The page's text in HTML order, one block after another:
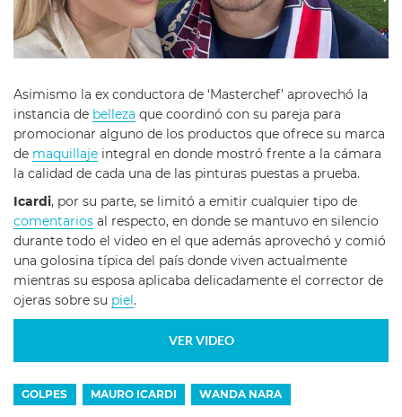
Asimismo la ex conductora de ‘Masterchef’ aprovechó la
instancia de belleza que coordinó con su pareja para
promocionar alguno de los productos que ofrece su marca
de maquillaje integral en donde mostró frente a la cámara
la calidad de cada una de las pinturas puestas a prueba.
Icardi, por su parte, se limitó a emitir cualquier tipo de
comentarios al respecto, en donde se mantuvo en silencio
durante todo el video en el que además aprovechó y comió
una golosina típica del país donde viven actualmente
mientras su esposa aplicaba delicadamente el corrector de
ojeras sobre su piel .
VER VIDEO
GOLPES MAURO ICARDI WANDA NARA